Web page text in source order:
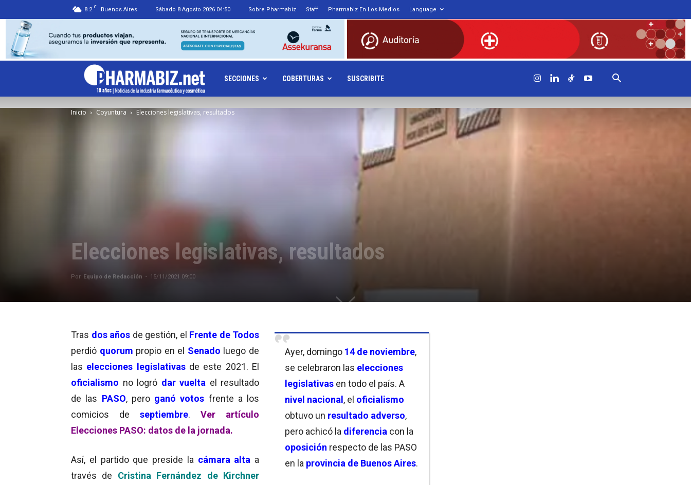
8.2 C Buenos Aires Sábado 8 Agosto 2026 04:50 Sobre Pharmabiz Staff Pharmabiz En Los Medios Language
Pharmabiz.NET
SECCIONES COBERTURAS SUSCRIBITE
Inicio Coyuntura Elecciones legislativas, resultados
Elecciones legislativas, resultados
Por Equipo de Redacción - 15/11/2021 09:00
Ayer, domingo 14 de noviembre,
se celebraron las elecciones
legislativas en todo el país. A
nivel nacional, el oficialismo
obtuvo un resultado adverso,
pero achicó la diferencia con la
oposición respecto de las PASO
en la provincia de Buenos Aires.
Tras dos años de gestión, el Frente de Todos
perdió quorum propio en el Senado luego de
las elecciones legislativasde este 2021. El
oficialismo no logró dar vuelta el resultado
de las PASO, peroganó votos frente a los
comicios de septiembre. Ver artículo
Elecciones PASO: datos de la jornada.
Así, el partido que preside la cámara alta a
través de Cristina Fernández de Kirchner